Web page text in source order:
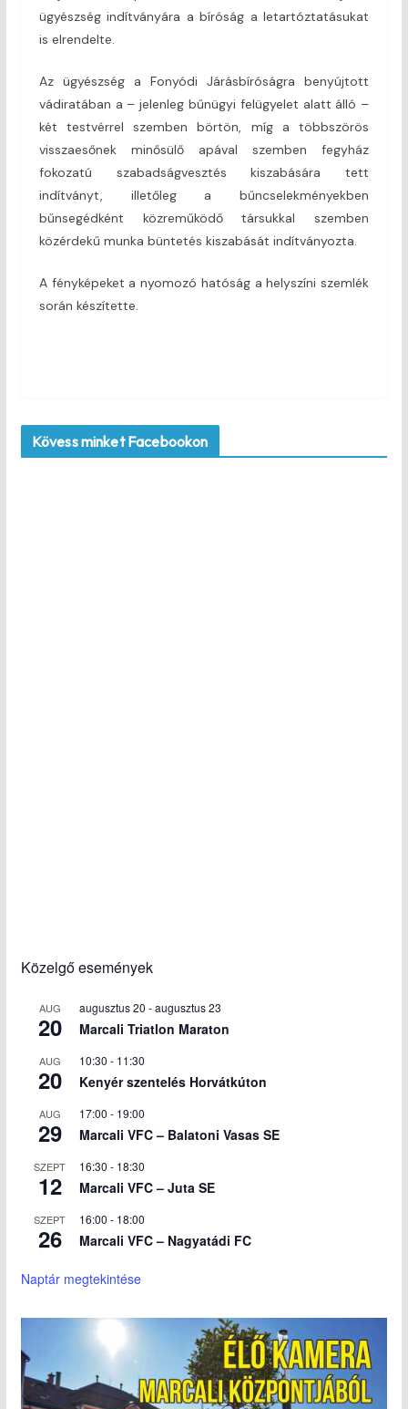
ügyészség indítványára a bíróság a letartóztatásukat
is elrendelte.
Az ügyészség a Fonyódi Járásbíróságra benyújtott
vádiratában a – jelenleg bűnügyi felügyelet alatt álló –
két testvérrel szemben börtön, míg a többszörös
visszaesőnek minősülő apával szemben fegyház
fokozatú szabadságvesztés kiszabására tett
indítványt, illetőleg a bűncselekményekben
bűnsegédként közreműködő társukkal szemben
közérdekű munka büntetés kiszabását indítványozta.
A fényképeket a nyomozó hatóság a helyszíni szemlék
során készítette.
Kövess minket Facebookon
Közelgő események
AUG
20
augusztus 20 -augusztus 23
Marcali Triatlon Maraton
AUG
20
10:30 - 11:30
Kenyér szentelés Horvátkúton
AUG
29
17:00 - 19:00
Marcali VFC – Balatoni Vasas SE
SZEPT
12
16:30 - 18:30
Marcali VFC – Juta SE
SZEPT
26
16:00 - 18:00
Marcali VFC – Nagyatádi FC
Naptár megtekintése